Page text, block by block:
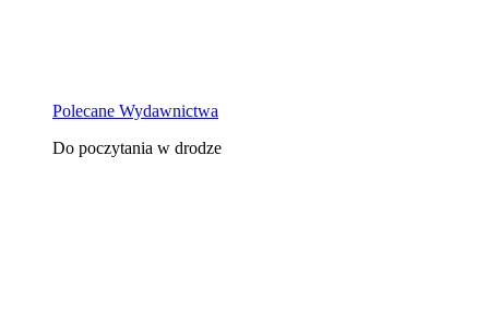
Polecane Wydawnictwa
Do poczytania w drodze